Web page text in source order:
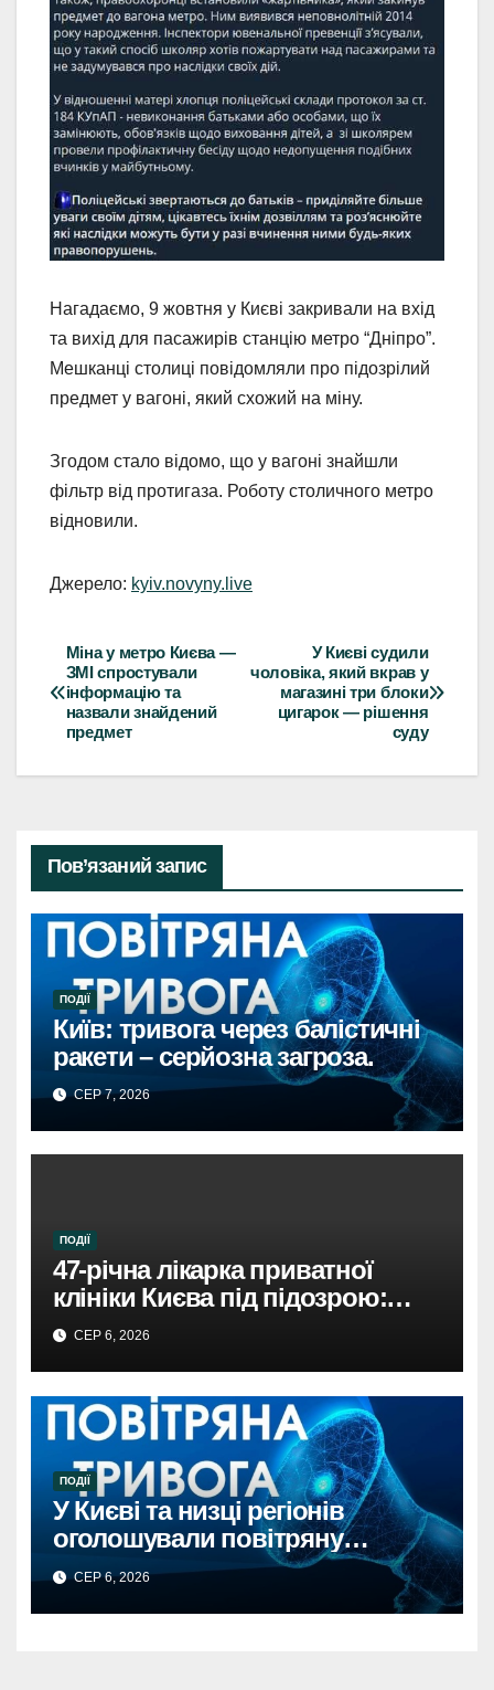
Нагадаємо, 9 жовтня у Києві закривали на вхід
та вихід для пасажирів станцію метро “Дніпро”.
Мешканці столиці повідомляли про підозрілий
предмет у вагоні, який схожий на міну.
Згодом стало відомо, що у вагоні знайшли
фільтр від протигаза. Роботу столичного метро
відновили.
Джерело: kyiv.novyny.live
Навігація
записів
У Києві судили
чоловіка, який вкрав у
магазині три блоки
цигарок — рішення
суду
Міна у метро Києва —
ЗМІ спростували
інформацію та
назвали знайдений
предмет
Пов’язаний запис
ПОДІЇ
Київ: тривога через балістичні
ракети – серйозна загроза.
СЕР 7, 2026
ПОДІЇ
47-річна лікарка приватної
клініки Києва під підозрою:
недбалість поставила під
загрозу життя пацієнта
СЕР 6, 2026
ПОДІЇ
У Києві та низці регіонів
оголошували повітряну
тривогу через загрозу
балістикиПовітряна тривога в
Києві та регіонах: загроза
СЕР 6, 2026